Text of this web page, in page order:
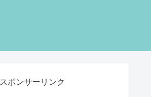
スポンサーリンク